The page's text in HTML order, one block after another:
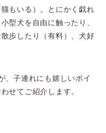
もいる）。とにかく戯れ
型犬を自由に触ったり、
歩したり（有料）、犬好
、子連れにも嬉しいポイ
せてご紹介します。